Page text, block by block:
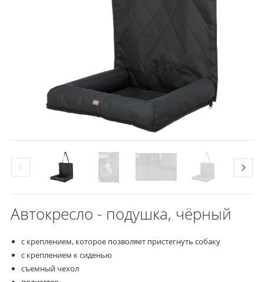
Автокресло - подушка, чёрный
с креплением, которое позволяет пристегнуть собаку
с креплением к сиденью
съемный чехол